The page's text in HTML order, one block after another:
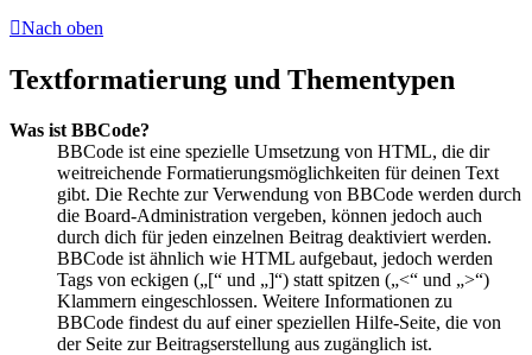
Nach oben
Textformatierung und Thementypen
Was ist BBCode?
BBCode ist eine spezielle Umsetzung von HTML, die dir
weitreichende Formatierungsmöglichkeiten für deinen Text
gibt. Die Rechte zur Verwendung von BBCode werden durch
die Board-Administration vergeben, können jedoch auch
durch dich für jeden einzelnen Beitrag deaktiviert werden.
BBCode ist ähnlich wie HTML aufgebaut, jedoch werden
Tags von eckigen („[“ und „]“) statt spitzen („<“ und „>“)
Klammern eingeschlossen. Weitere Informationen zu
BBCode findest du auf einer speziellen Hilfe-Seite, die von
der Seite zur Beitragserstellung aus zugänglich ist.